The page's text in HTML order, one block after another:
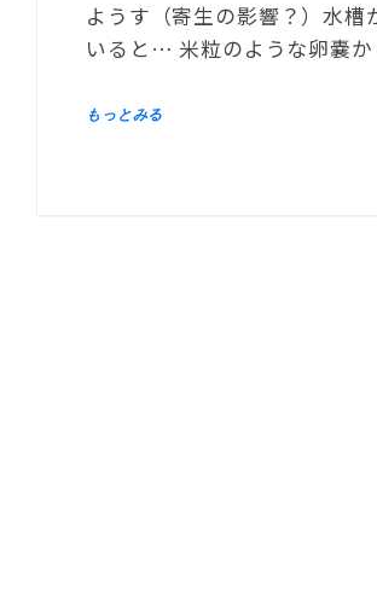
ようす（寄生の影響？）水
いると… 米粒のような卵嚢か